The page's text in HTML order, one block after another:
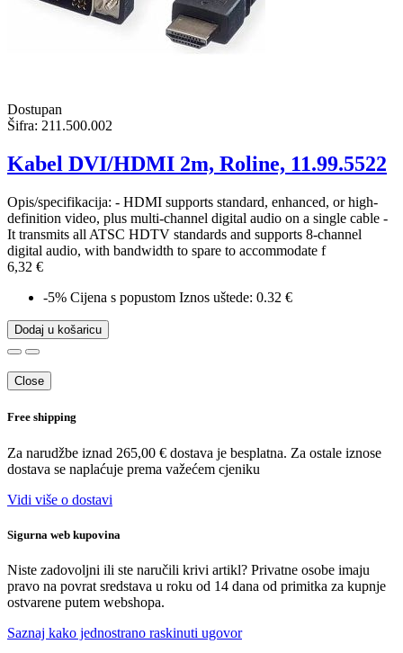
Dostupan
Šifra: 211.500.002
Kabel DVI/HDMI 2m, Roline, 11.99.5522
Opis/specifikacija: - HDMI supports standard, enhanced, or high-
definition video, plus multi-channel digital audio on a single cable -
It transmits all ATSC HDTV standards and supports 8-channel
digital audio, with bandwidth to spare to accommodate f
6,32 €
-5% Cijena s popustom Iznos uštede: 0.32 €
Dodaj u košaricu
Close
Free shipping
Za narudžbe iznad 265,00 € dostava je besplatna. Za ostale iznose
dostava se naplaćuje prema važećem cjeniku
Vidi više o dostavi
Sigurna web kupovina
Niste zadovoljni ili ste naručili krivi artikl? Privatne osobe imaju
pravo na povrat sredstava u roku od 14 dana od primitka za kupnje
ostvarene putem webshopa.
Saznaj kako jednostrano raskinuti ugovor